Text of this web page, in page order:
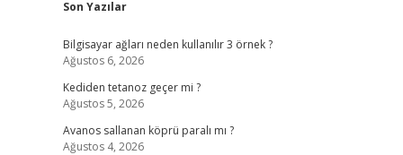
Son Yazılar
Bilgisayar ağları neden kullanılır 3 örnek ?
Ağustos 6, 2026
Kediden tetanoz geçer mi ?
Ağustos 5, 2026
Avanos sallanan köprü paralı mı ?
Ağustos 4, 2026